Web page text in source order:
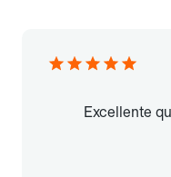
Excellente